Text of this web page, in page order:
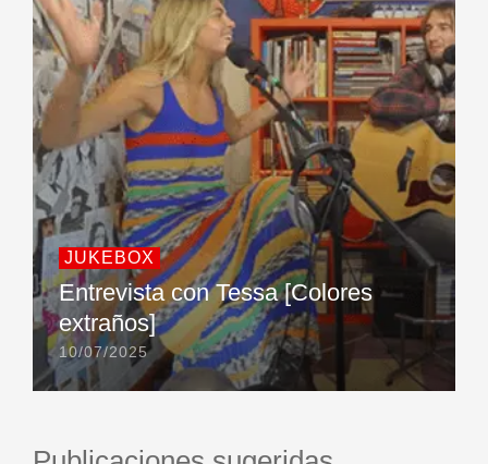
JUKEBOX
Entrevista con Tessa [Colores
extraños]
10/07/2025